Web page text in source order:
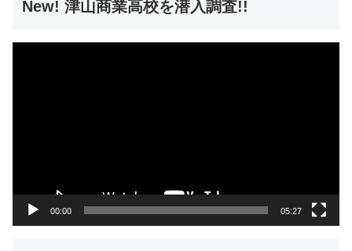
New! 津山商業高校を潜入調査!!
00:00 05:27